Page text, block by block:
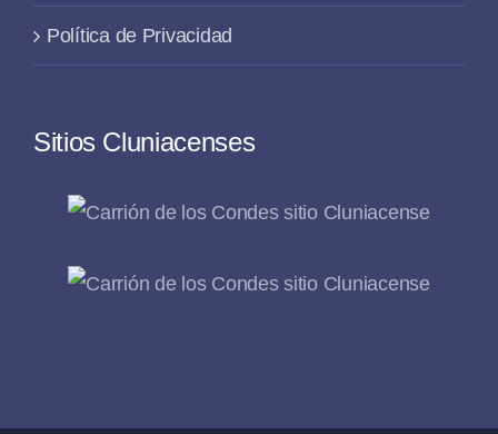
Política de Privacidad
Sitios Cluniacenses